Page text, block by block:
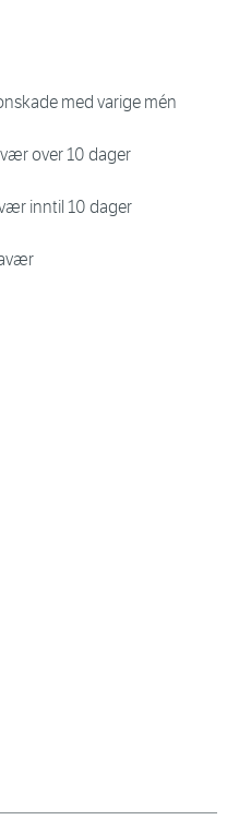
med varige mén
over 10 dager
inntil 10 dager